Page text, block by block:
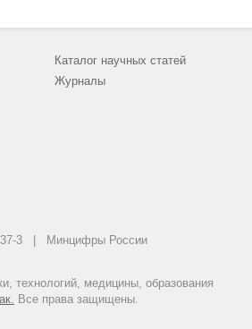
3 | Минцифры России
технологий, медицины, образования
Все права защищены.
Каталог научных статей
Журналы